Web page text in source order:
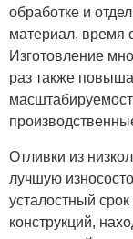
обработке и
материал, время
Изготовление
раз также
Отливки из
лучшую
усталостный
конструкций,